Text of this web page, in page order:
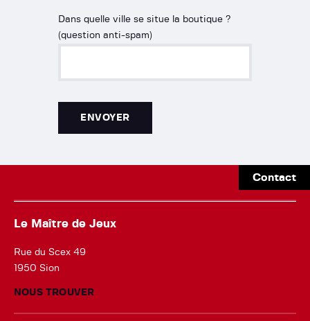
Dans quelle ville se situe la boutique ?
(question anti-spam)
Contact
Le Maître de Jeux
Rue du Scex 49
1950 Sion
NOUS TROUVER